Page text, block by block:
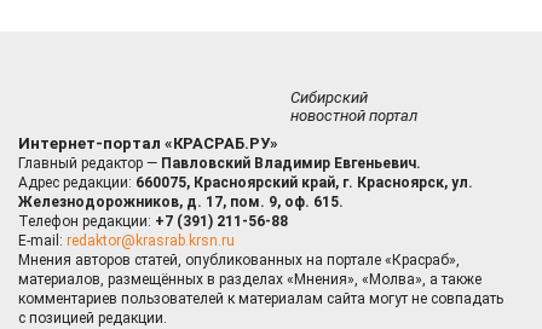
Сибирский
новостной портал
Интернет-портал «КРАСРАБ.РУ»
Главный редактор — Павловский Владимир Евгеньевич.
Адрес редакции: 660075, Красноярский край, г. Красноярск, ул.
Железнодорожников, д. 17, пом. 9, оф. 615.
Телефон редакции: +7 (391) 211-56-88
E-mail: redaktor@krasrab.krsn.ru
Мнения авторов статей, опубликованных на портале «Красраб»,
материалов, размещённых в разделах «Мнения», «Молва», а также
комментариев пользователей к материалам сайта могут не совпадать
с позицией редакции.